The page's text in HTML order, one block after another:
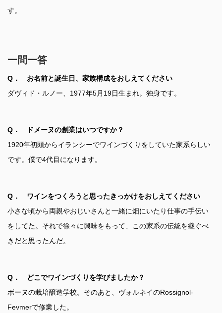
す。
一問一答
Q． お名前と誕生日、家族構成をおしえてください
ダヴィド・ルノー、1977年5月19日生まれ。独身です。
Q． ドメーヌの創業はいつですか？
1920年初頭からイランシーでワインづくりをしていた家系らしい
です。僕で4代目になります。
Q． ワインをつくろうと思ったきっかけをおしえてください
小さな頃から両親やおじいさんと一緒に畑にいたり仕事の手伝い
をしてた。それで徐々に興味をもって、この家系の伝統を継ぐべ
きだと思ったんだ。
Q． どこでワインづくりを学びましたか？
ボーヌの栽培醸造学校。そのあと、ヴォルネイのRossignol-
Fevmerで修業した。